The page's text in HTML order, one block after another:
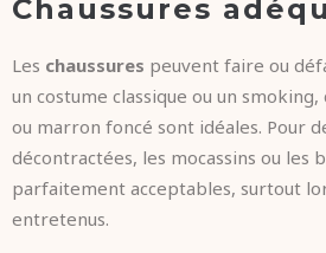
Chaussures
Les chaussures peuvent faire ou
un costume classique ou un
ou marron foncé sont idéales. Pour
décontractées, les mocassins ou les
parfaitement acceptables, surtout
entretenus.